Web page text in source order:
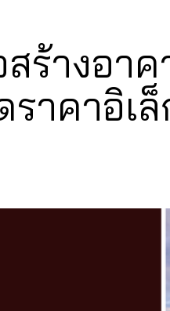
ร้างอาค
ราคาอิเ